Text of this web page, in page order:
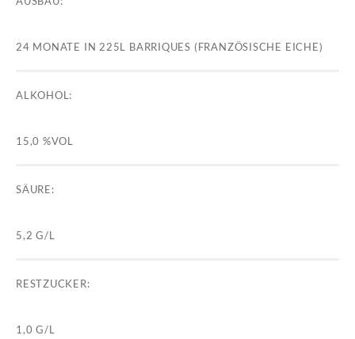
24 MONATE IN 225L BARRIQUES (FRANZÖSISCHE EICHE)
ALKOHOL:
15,0 %VOL
SÄURE:
5,2 G/L
RESTZUCKER:
1,0 G/L